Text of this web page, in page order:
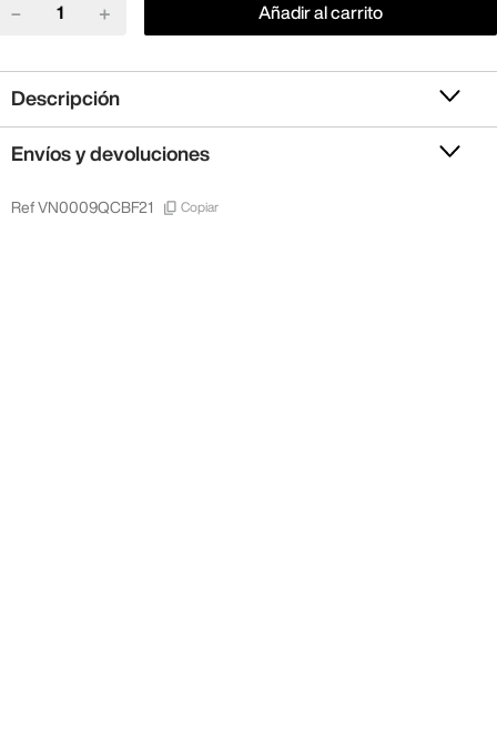
＋
－ Añadir al carrito
Descripción
Envíos y devoluciones
Ref VN0009QCBF21 Copiar